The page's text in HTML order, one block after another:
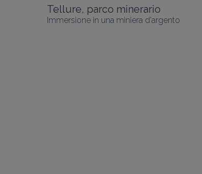
Tellure, parco minerario
Immersione in una miniera d'argento